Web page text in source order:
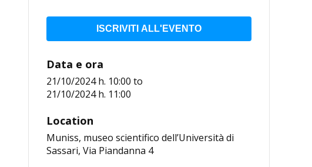
ISCRIVITI ALL'EVENTO
Data e ora
21/10/2024 h. 10:00 to
21/10/2024 h. 11:00
Location
Muniss, museo scientifico dell’Università di
Sassari, Via Piandanna 4